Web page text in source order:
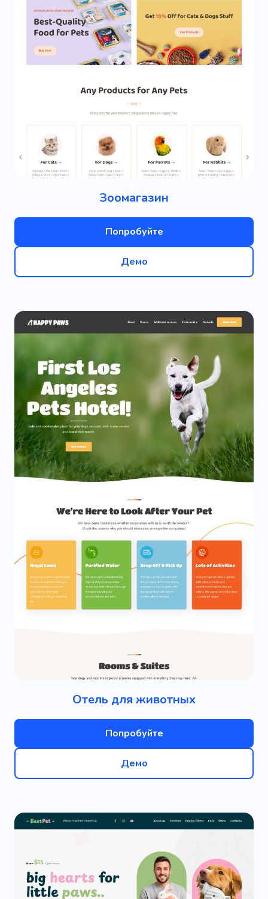
Зоомагазин
Попробуйте
Демо
Отель для животных
Попробуйте
Демо